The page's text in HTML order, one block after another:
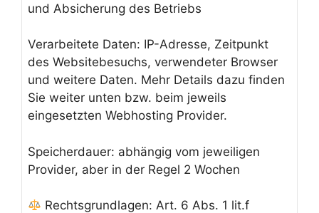
und Absicherung des Betriebs
Verarbeitete Daten: IP-Adresse, Zeitpunkt
des Websitebesuchs, verwendeter Browser
und weitere Daten. Mehr Details dazu finden
Sie weiter unten bzw. beim jeweils
eingesetzten Webhosting Provider.
Speicherdauer: abhängig vom jeweiligen
Provider, aber in der Regel 2 Wochen
Rechtsgrundlagen: Art. 6 Abs. 1 lit.f